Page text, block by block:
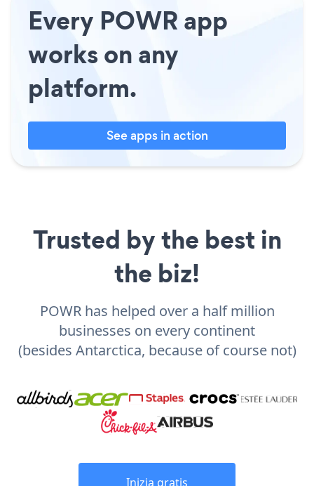
Every POWR app
works on any
platform.
See apps in action
Trusted by the best in
the biz!
POWR has helped over a half million
businesses on every continent
(besides Antarctica, because of course not)
Inizia gratis